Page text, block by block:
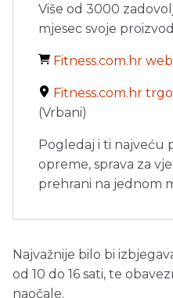
Više od 3000
mjesec svoje
Fitness.com.hr
Fitness.com.hr
(Vrbani)
Pogledaj i ti najveću
opreme, sprava za
prehrani na jednom
Najvažnije bilo bi
od 10 do 16 sati, te
naočale.